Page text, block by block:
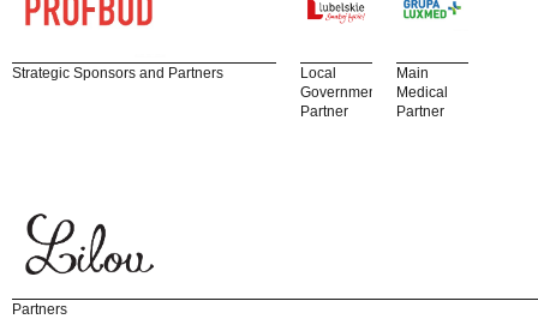
Strategic Sponsors and Partners
Local
Government
Partner
Main
Medical
Partner
Partners